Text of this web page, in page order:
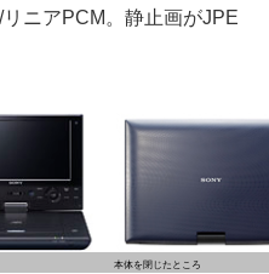
ニアPCM。静止画がJPE
本体を閉じたところ